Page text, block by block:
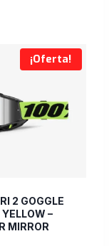
¡Oferta!
2 GOGGLE
–
MIRROR